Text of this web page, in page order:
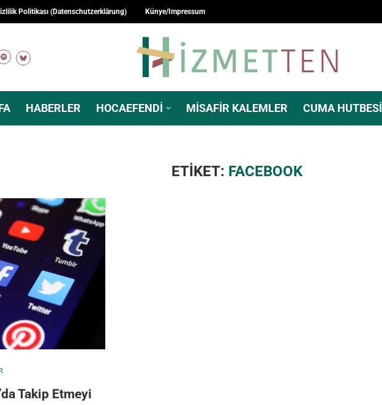
Politikası (Datenschutzerklärung) Künye/Impressum
HABERLER HOCAEFENDI MISAFIR KALEMLER CUMA HUTBESI
ETIKET: FACEBOOK
Takip Etmeyi